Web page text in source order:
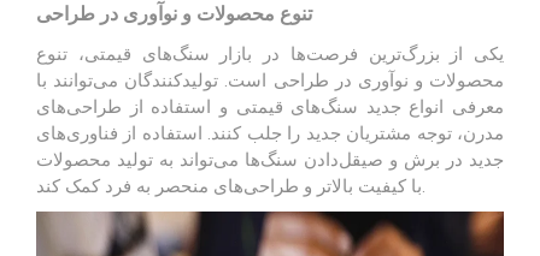
تنوع محصولات و نوآوری در طراحی
یکی از بزرگ‌ترین فرصت‌ها در بازار سنگ‌های قیمتی، تنوع
محصولات و نوآوری در طراحی است. تولیدکنندگان می‌توانند با
معرفی انواع جدید سنگ‌های قیمتی و استفاده از طراحی‌های
مدرن، توجه مشتریان جدید را جلب کنند. استفاده از فناوری‌های
جدید در برش و صیقل‌دادن سنگ‌ها می‌تواند به تولید محصولات